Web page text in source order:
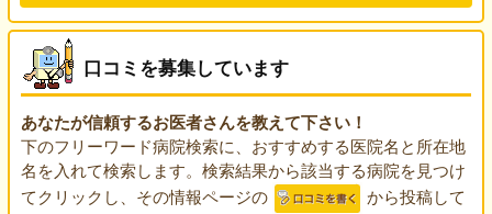
口コミを募集しています
あなたが信頼するお医者さんを教えて下さい！
下のフリーワード病院検索に、おすすめする医院名と所在地
名を入れて検索します。検索結果から該当する病院を見つけ
てクリックし、その情報ページの
から投稿して